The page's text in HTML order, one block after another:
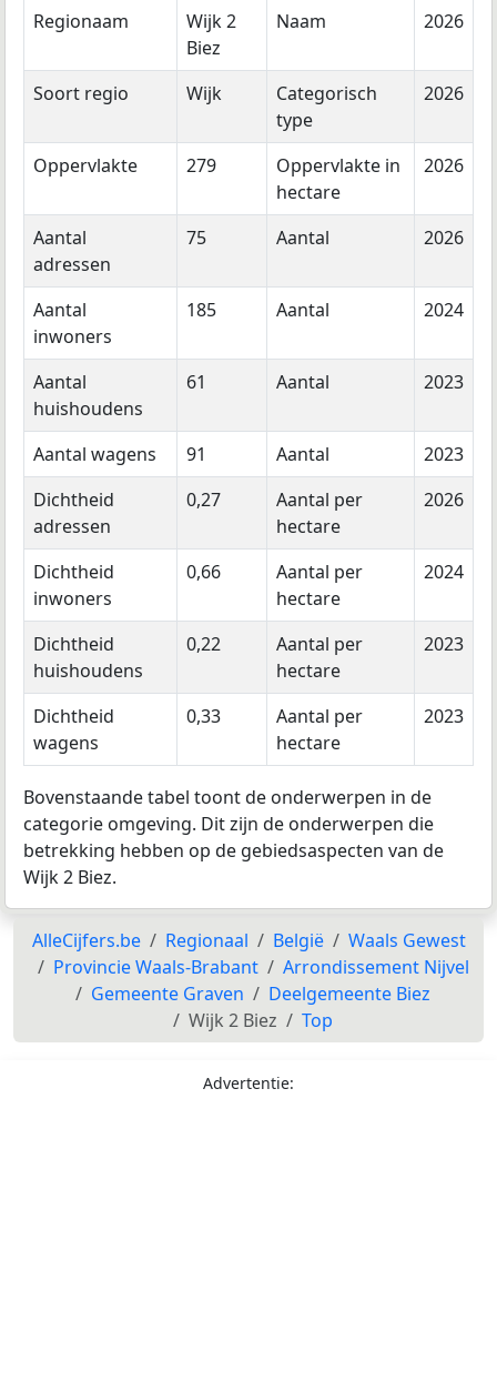
Regionaam
Wijk 2
Biez
Naam 2026
Soort regio Wijk
Categorisch
type
2026
Oppervlakte 279
Oppervlakte in
hectare
2026
Aantal
adressen
75 Aantal 2026
Aantal
inwoners
185 Aantal 2024
Aantal
huishoudens
61 Aantal 2023
Aantal wagens 91 Aantal
2023
Dichtheid
adressen
0,27
Aantal per
hectare
2026
Dichtheid
inwoners
0,66
Aantal per
hectare
2024
Dichtheid
huishoudens
0,22
Aantal per
hectare
2023
Dichtheid
wagens
0,33
Aantal per
hectare
2023
Bovenstaande tabel toont de onderwerpen in de
categorie omgeving. Dit zijn de onderwerpen die
betrekking hebben op de gebiedsaspecten van de
Wijk 2 Biez.
AlleCijfers.be Regionaal België
Waals Gewest
Provincie Waals-Brabant
Arrondissement Nijvel
Gemeente Graven
Deelgemeente Biez
Wijk 2 Biez
Top
Advertentie: